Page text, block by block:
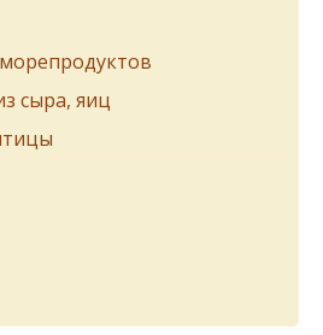
сыра, яиц